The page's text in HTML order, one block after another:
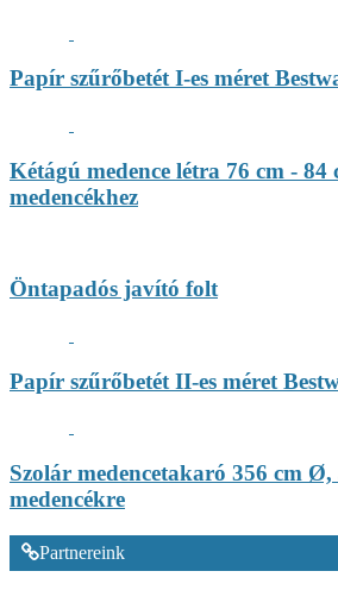
Papír szűrőbetét I-es méret
Kétágú medence létra 76 cm - 84
medencékhez
Öntapadós javító folt
Papír szűrőbetét II-es méret
Szolár medencetakaró 356 cm Ø,
medencékre
Partnereink